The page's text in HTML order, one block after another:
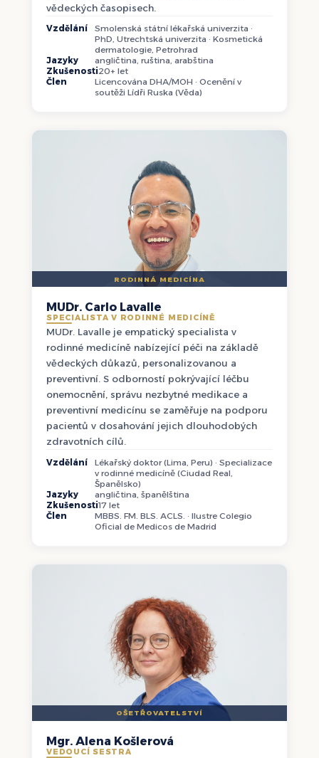
vědeckých časopisech.
Vzdělání
Smolenská státní lékařská univerzita ·
PhD, Utrechtská univerzita · Kosmetická
dermatologie, Petrohrad
Jazyky
angličtina, ruština, arabština
Zkušenosti20+ let
Člen
Licencována DHA/MOH · Ocenění v
soutěži Lídři Ruska (Věda)
RODINNÁ MEDICÍNA
MUDr. Carlo Lavalle
SPECIALISTA V RODINNÉ MEDICÍNĚ
MUDr. Lavalle je empatický specialista v
rodinné medicíně nabízející péči na základě
vědeckých důkazů, personalizovanou a
preventivní. S odborností pokrývající léčbu
onemocnění, správu nezbytné medikace a
preventivní medicínu se zaměřuje na podporu
pacientů v dosahování jejich dlouhodobých
zdravotních cílů.
Vzdělání
Lékařský doktor (Lima, Peru) · Specializace
v rodinné medicíně (Ciudad Real,
Španělsko)
Jazyky
angličtina, španělština
Zkušenosti17 let
Člen
MBBS. FM. BLS. ACLS. · Ilustre Colegio
Oficial de Medicos de Madrid
OŠETŘOVATELSTVÍ
Mgr. Alena Košlerová
VEDOUCÍ SESTRA